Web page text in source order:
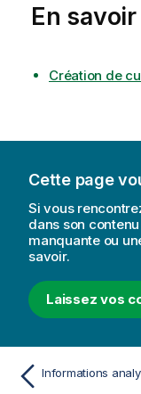
En
Création de
Cette page
Si vous
dans son
manquante ou
savoir.
Laissez vos
Informations